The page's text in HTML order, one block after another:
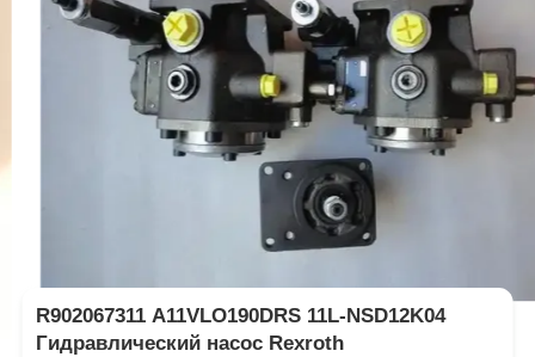
R902067311 A11VLO190DRS 11L-NSD12K04
Гидравлический насос Rexroth